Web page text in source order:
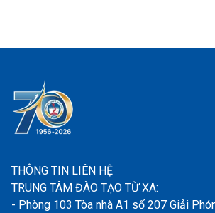
THÔNG TIN LIÊN HỆ
TRUNG TÂM ĐÀO TẠO TỪ XA:
- Phòng 103 Tòa nhà A1 số 207 Giải